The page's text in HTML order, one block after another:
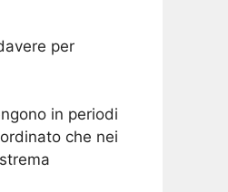
per
in periodi
che nei